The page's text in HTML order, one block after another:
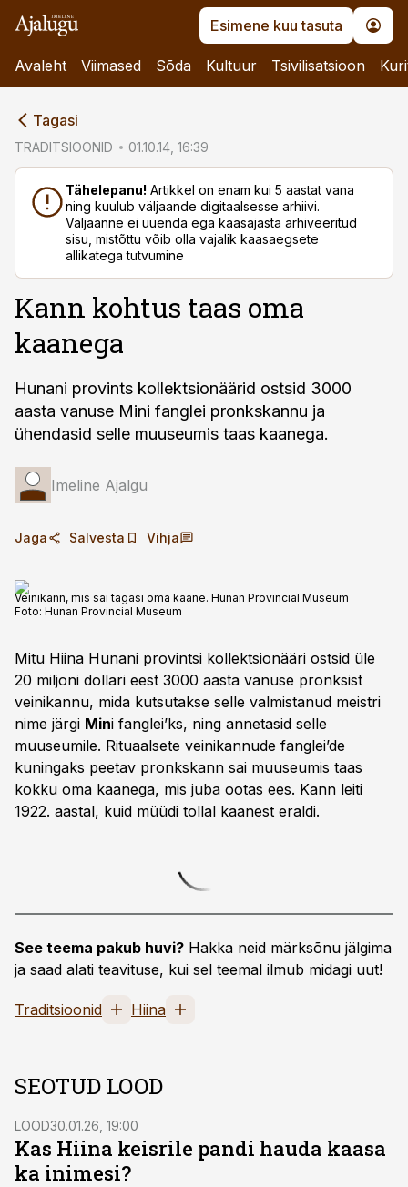
Esimene kuu tasuta
Avaleht Viimased Sõda Kultuur Tsivilisatsioon
Tagasi
TRADITSIOONID 01.10.14, 16:39
Tähelepanu! Artikkel on enam kui 5 aastat vana
ning kuulub väljaande digitaalsesse arhiivi.
Väljaanne ei uuenda ega kaasajasta arhiveeritud
sisu, mistõttu võib olla vajalik kaasaegsete
allikatega tutvumine
Kann kohtus taas oma
kaanega
Hunani provints kollektsionäärid ostsid 3000
aasta vanuse Mini fanglei pronkskannu ja
ühendasid selle muuseumis taas kaanega.
Imeline Ajalgu
Jaga Salvesta Vihja
Veinikann, mis sai tagasi oma kaane. Hunan Provincial Museum
Foto: Hunan Provincial Museum
Mitu Hiina Hunani provintsi kollektsionääri ostsid üle
20 miljoni dollari eest 3000 aasta vanuse pronksist
veini­kannu, mida kutsutakse selle valmistanud meistri
nime järgi Mini fanglei’ks, ning annetasid selle
muuseumile. Rituaal­sete veinikannude fanglei’de
kuningaks peetav pronks­kann sai muuseumis taas
kokku oma kaanega, mis juba ootas ees. Kann leiti
1922. aastal, kuid müüdi tollal kaanest eraldi.
See teema pakub huvi? Hakka neid märksõnu jälgima
ja saad alati teavituse, kui sel teemal ilmub midagi uut!
Traditsioonid Hiina
SEOTUD LOOD
LOOD30.01.26, 19:00
Kas Hiina keisrile pandi hauda kaasa
ka inimesi?